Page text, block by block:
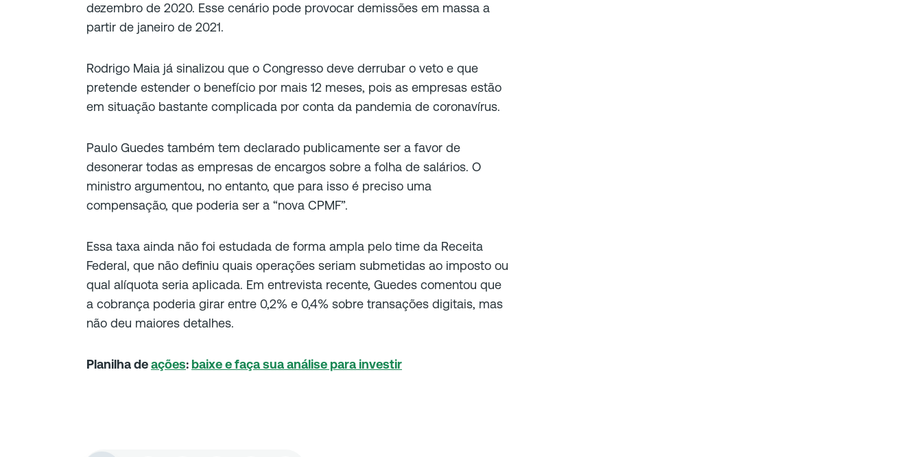
dezembro de 2020. Esse cenário pode provocar demissões em massa a
partir de janeiro de 2021.
Rodrigo Maia já sinalizou que o Congresso deve derrubar o veto e que
pretende estender o benefício por mais 12 meses, pois as empresas estão
em situação bastante complicada por conta da pandemia de coronavírus.
Paulo Guedes também tem declarado publicamente ser a favor de
desonerar todas as empresas de encargos sobre a folha de salários. O
ministro argumentou, no entanto, que para isso é preciso uma
compensação, que poderia ser a “nova CPMF”.
Essa taxa ainda não foi estudada de forma ampla pelo time da Receita
Federal, que não definiu quais operações seriam submetidas ao imposto ou
qual alíquota seria aplicada. Em entrevista recente, Guedes comentou que
a cobrança poderia girar entre 0,2% e 0,4% sobre transações digitais, mas
não deu maiores detalhes.
Planilha deações: baixe e faça sua análise para investir